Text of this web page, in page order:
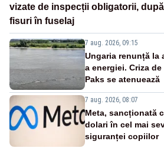
vizate de inspecții obligatorii,
fisuri în fuselaj
7 aug. 2026, 09:15
Ungaria renunță la
a energiei. Criza
Paks se atenuează
7 aug. 2026, 08:07
Meta, sancționată
dolari în cel mai
siguranței copiilor